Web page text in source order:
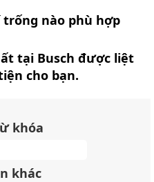
nào phù hợp
tại Busch được liệt
cho bạn.
khóa
khác